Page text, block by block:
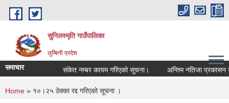
Skip to main content
सुनिलस्मृति गाउँपालिका
लुम्बिनी प्रदेश
समाचार संकेत नम्बर कायम गरिएको सूचना। अन्तिम नतिजा प्रकासन
You are here
Home » १०।२५ ठेक्का रद्द गरिएको सूचना ।